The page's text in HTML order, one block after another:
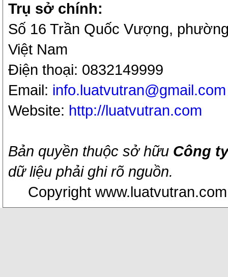
Trụ sở chính:
Số 16 Trần Quốc Vượng,
Việt Nam
Điện thoại: 0832149999
Email: info.luatvutran@gmail.com
Website: http://luatvutran.com
Bản quyền thuộc sở hữu Công
dữ liệu phải ghi rõ nguồn.
Copyright